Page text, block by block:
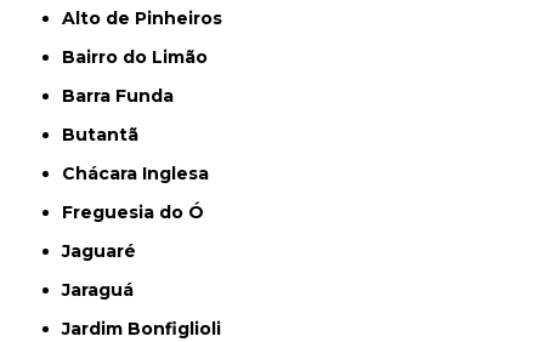
Alto de Pinheiros
Bairro do Limão
Barra Funda
Butantã
Chácara Inglesa
Freguesia do Ó
Jaguaré
Jaraguá
Jardim Bonfiglioli